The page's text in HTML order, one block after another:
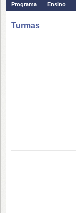
Programa Ensino
Turmas